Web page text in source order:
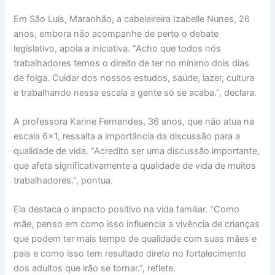
Em São Luís, Maranhão, a cabeleireira Izabelle Nunes, 26
anos, embora não acompanhe de perto o debate
legislativo, apoia a iniciativa. “Acho que todos nós
trabalhadores temos o direito de ter no mínimo dois dias
de folga. Cuidar dos nossos estudos, saúde, lazer, cultura
e trabalhando nessa escala a gente só se acaba.”, declara.
A professora Karine Fernandes, 36 anos, que não atua na
escala 6×1, ressalta a importância da discussão para a
qualidade de vida. “Acredito ser uma discussão importante,
que afeta significativamente a qualidade de vida de muitos
trabalhadores.”, pontua.
Ela destaca o impacto positivo na vida familiar. “Como
mãe, penso em como isso influencia a vivência de crianças
que podem ter mais tempo de qualidade com suas mães e
pais e como isso tem resultado direto no fortalecimento
dos adultos que irão se tornar.”, reflete.